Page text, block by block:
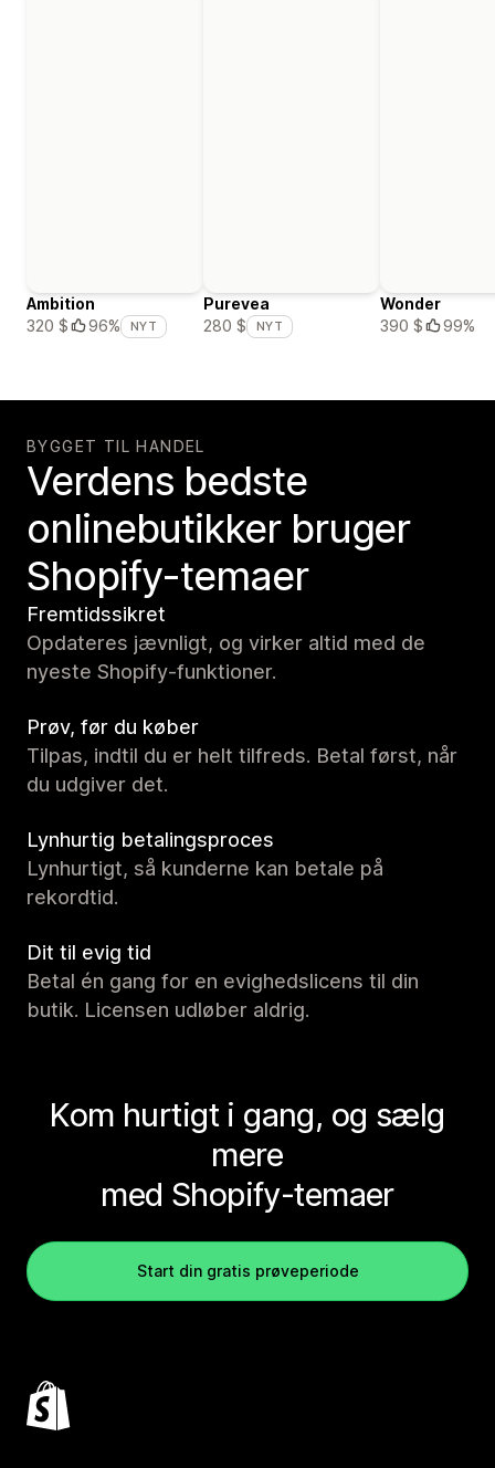
Ambition
320 $
96% NYT
Purevea
280 $
NYT
Wonder
390 $
99%
BYGGET TIL HANDEL
Verdens bedste
onlinebutikker bruger
Shopify-temaer
Fremtidssikret
Opdateres jævnligt, og virker altid med de
nyeste Shopify-funktioner.
Prøv, før du køber
Tilpas, indtil du er helt tilfreds. Betal først, når
du udgiver det.
Lynhurtig betalingsproces
Lynhurtigt, så kunderne kan betale på
rekordtid.
Dit til evig tid
Betal én gang for en evighedslicens til din
butik. Licensen udløber aldrig.
Kom hurtigt i gang, og sælg
mere
med Shopify-temaer
Start din gratis prøveperiode